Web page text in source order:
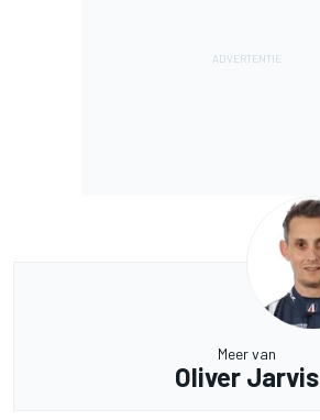
Meer van
Oliver Jarvis